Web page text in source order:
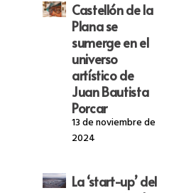
Castellón de la
Plana se
sumerge en el
universo
artístico de
Juan Bautista
Porcar
13 de noviembre de
2024
La ‘start-up’ del